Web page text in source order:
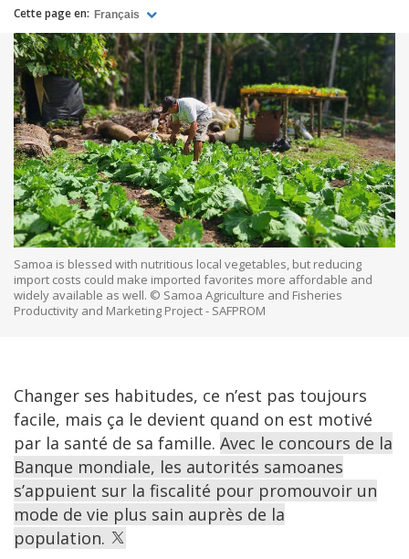
Cette page en: Français
Samoa is blessed with nutritious local vegetables, but reducing
import costs could make imported favorites more affordable and
widely available as well. © Samoa Agriculture and Fisheries
Productivity and Marketing Project - SAFPROM
Changer ses habitudes, ce n’est pas toujours
facile, mais ça le devient quand on est motivé
par la santé de sa famille. Avec le concours de la
Banque mondiale, les autorités samoanes
s’appuient sur la fiscalité pour promouvoir un
mode de vie plus sain auprès de la
population.